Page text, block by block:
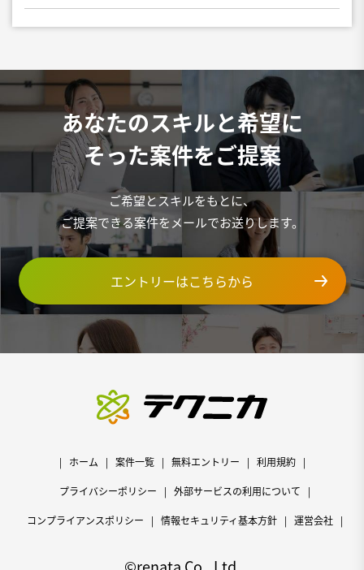
あなたのスキルと希望に
そった案件をご提案
ご希望とスキルをもとに、
ご提案できる案件をメールでお送りします。
エントリーはこちらから
ホーム 案件一覧 無料エントリー 利用規約
プライバシーポリシー 外部サービスの利用について
コンプライアンスポリシー 情報セキュリティ基本方針 運営会社